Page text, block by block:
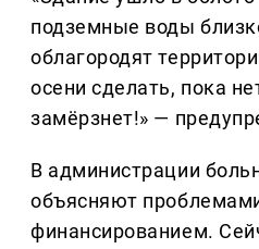
подземные воды
облагородят
осени сделать, пока
замёрзнет!» —
В администрации
объясняют
финансированием.